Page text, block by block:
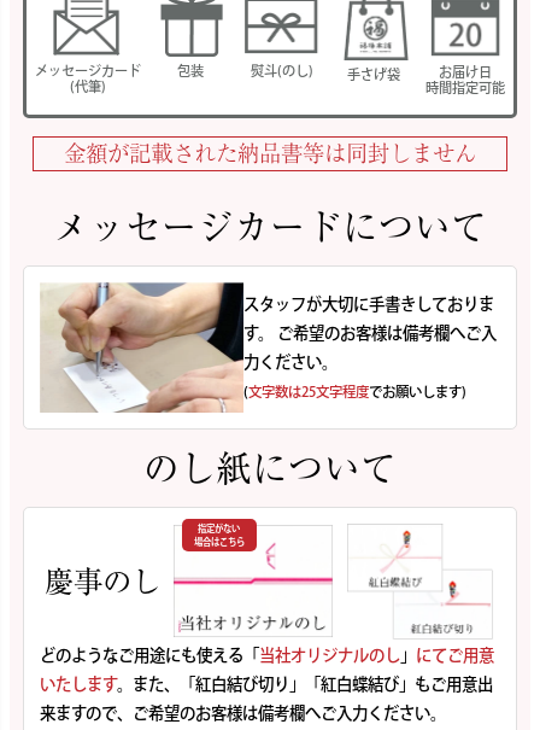
メッセージカード
(代筆)
包装 熨斗(のし) 手さげ袋
お届け日
時間指定可能
金額が記載された納品書等は同封しません
メッセージカードについて
スタッフが大切に手書きしておりま
す。 ご希望のお客様は備考欄へご入
力ください。
(文字数は25文字程度でお願いします)
のし紙について
慶事のし
指定がない
場合はこちら
どのようなご用途にも使える「 当社オリジナルのし 」 にてご用意
いたします。また、「紅白結び切り」「紅白蝶結び」もご用意出
来ますので、ご希望のお客様は備考欄へご入力ください。